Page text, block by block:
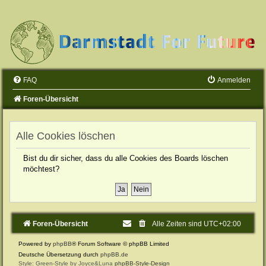
FAQ Anmelden
Foren-Übersicht
Alle Cookies löschen
Bist du dir sicher, dass du alle Cookies des Boards löschen
möchtest?
Foren-Übersicht Alle Zeiten sind UTC+02:00
Powered by phpBB® Forum Software © phpBB Limited
Deutsche Übersetzung durch phpBB.de
Style: Green-Style by Joyce&Luna phpBB-Style-Design